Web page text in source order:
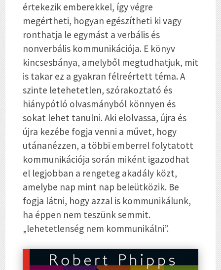
értekezik emberekkel, így végre
megértheti, hogyan egészítheti ki vagy
ronthatja le egymást a verbális és
nonverbális kommunikációja. E könyv
kincsesbánya, amelyből megtudhatjuk, mit
is takar ez a gyakran félreértett téma. A
szinte letehetetlen, szórakoztató és
hiánypótló olvasmányból könnyen és
sokat lehet tanulni. Aki elolvassa, újra és
újra kezébe fogja venni a művet, hogy
utánanézzen, a többi emberrel folytatott
kommunikációja során miként igazodhat
el legjobban a rengeteg akadály közt,
amelybe nap mint nap beleütközik. Be
fogja látni, hogy azzal is kommunikálunk,
ha éppen nem teszünk semmit.
„lehetetlenség nem kommunikálni”.